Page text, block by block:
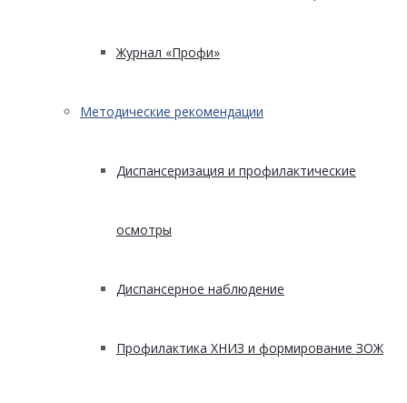
Журнал «Профи»
Методические рекомендации
Диспансеризация и профилактические
осмотры
Диспансерное наблюдение
Профилактика ХНИЗ и формирование ЗОЖ